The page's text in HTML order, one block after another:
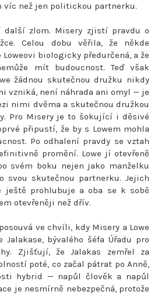
víc než jen politickou partnerku.
další zlom. Misery zjistí pravdu o
Celou dobu věřila, že někde
biologicky předurčená, a že
mít budoucnost. Teď však
žádnou skutečnou družku nikdy
vzniká, není náhrada ani omyl — je
nimi dvěma a skutečnou družkou
Pro Misery je to šokující i děsivé
připustí, že by s Lowem mohla
Po odhalení pravdy se vztah
promění. Lowe jí otevřeně
svém boku nejen jako manželku
svou skutečnou partnerku. Jejich
ještě prohlubuje a oba se k sobě
otevřeněji než dřív.
ve chvíli, kdy Misery a Lowe
Jalakase, bývalého šéfa Úřadu pro
Zjišťují, že Jalakas zemřel za
poté, co začal pátrat po Anně,
hybrid — napůl člověk a napůl
je nesmírně nebezpečná, protože